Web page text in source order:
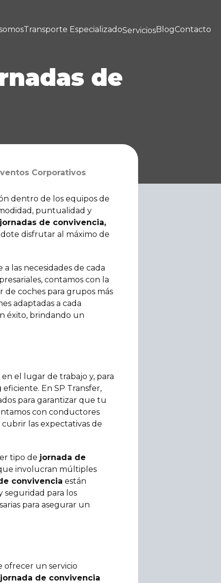
Transporte EspecializadoServiciosBlogContacto
de
Corporativos
dentro de los equipos de
puntualidad y
de convivencia,
disfrutar al máximo de
las necesidades de cada
contamos con la
coches para grupos más
adaptadas a cada
éxito, brindando un
el lugar de trabajo y, para
eficiente. En SP Transfer,
para garantizar que tu
con conductores
las expectativas de
tipo de jornada de
involucran múltiples
convivencia están
seguridad para los
para asegurar un
ofrecer un servicio
jornada de convivencia